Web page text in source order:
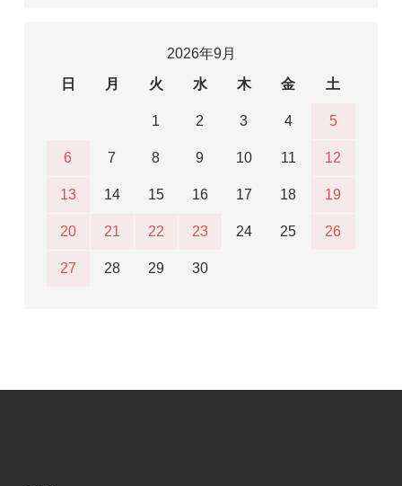
2026年9月
日
月 火 水 木 金 土
1 2 3 4 5
6 7 8 9 10 11 12
13 14 15 16 17 18 19
20 21 22 23 24 25 26
27 28 29 30